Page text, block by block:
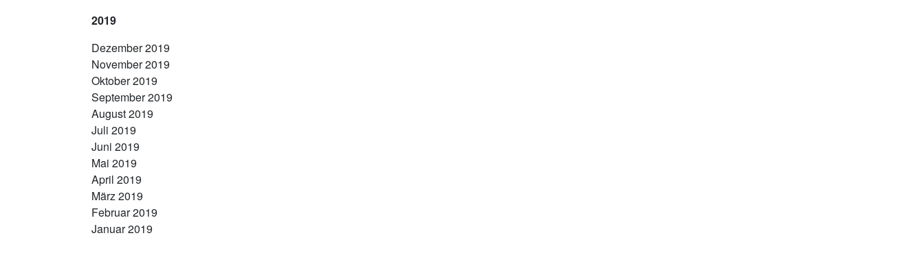
2019
Dezember 2019
November 2019
Oktober 2019
September 2019
August 2019
Juli 2019
Juni 2019
Mai 2019
April 2019
März 2019
Februar 2019
Januar 2019